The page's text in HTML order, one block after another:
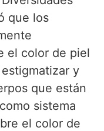
que los
el color de piel
y
que están
sistema
el color de